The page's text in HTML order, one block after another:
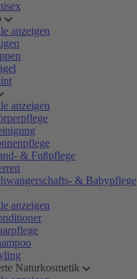
anzeigen
anzeigen
& Fußpflege
& Babypflege
anzeigen
Naturkosmetik